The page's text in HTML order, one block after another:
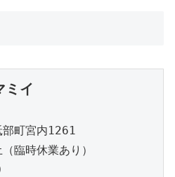
ミイ
町宮内1261
臨時休業あり）